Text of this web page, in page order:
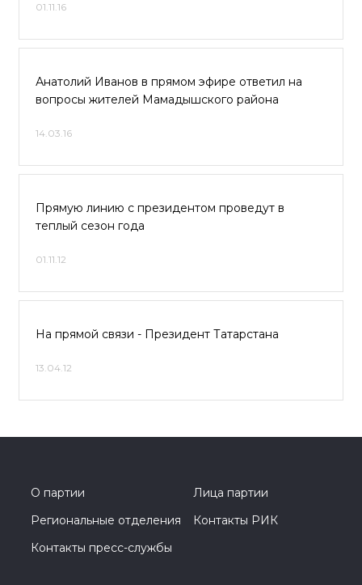
01.11.16
Анатолий Иванов в прямом эфире ответил на
вопросы жителей Мамадышского района
14.03.16
Прямую линию с президентом проведут в
теплый сезон года
01.11.12
На прямой связи - Президент Татарстана
13.04.12
О партии
Лица партии
Региональные отделения
Контакты РИК
Контакты пресс-службы